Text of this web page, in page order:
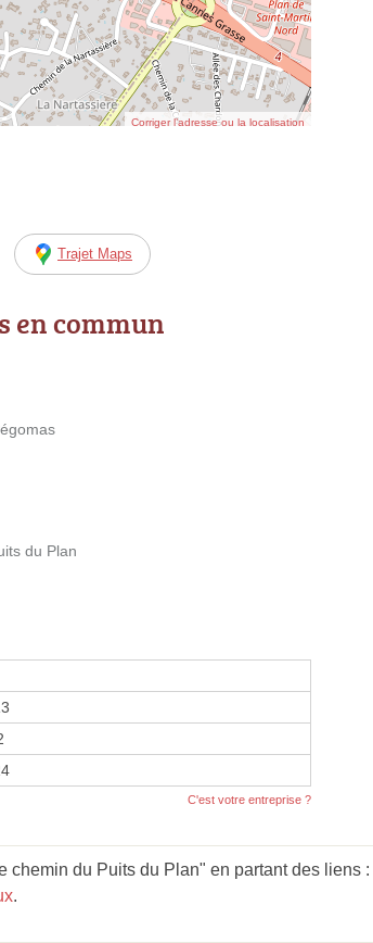
Corriger l’adresse ou la localisation
Trajet Maps
en commun
du Plan
C'est votre entreprise ?
chemin du Puits du Plan" en partant des liens :
.